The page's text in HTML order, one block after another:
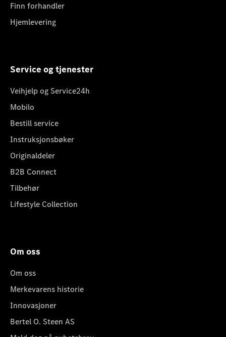
Finn forhandler
Hjemlevering
Service og tjenester
Veihjelp og Service24h
Mobilo
Bestill service
Instruksjonsbøker
Originaldeler
B2B Connect
Tilbehør
Lifestyle Collection
Om oss
Om oss
Merkevarens historie
Innovasjoner
Bertel O. Steen AS